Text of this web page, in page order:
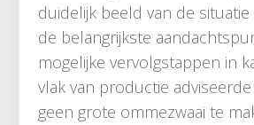
duidelijk beeld van de
de belangrijkste
mogelijke vervolgstappen in
vlak van productie
geen grote ommezwaai te